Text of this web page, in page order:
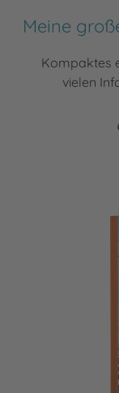
Meine
Kompaktes
vielen